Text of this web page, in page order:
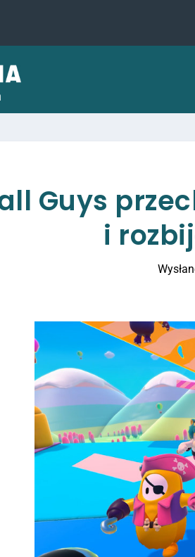
Guys
i